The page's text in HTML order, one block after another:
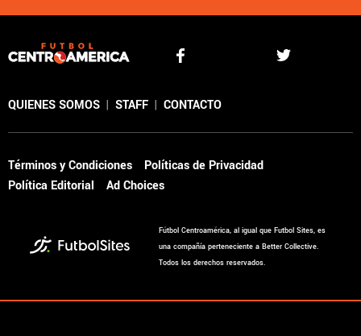
QUIENES SOMOS | STAFF | CONTACTO
Términos y Condiciones
Políticas de Privacidad
Política Editorial
Ad Choices
Fútbol Centroamérica, al igual que Futbol Sites, es
una compañía perteneciente a Better Collective.
Todos los derechos reservados.